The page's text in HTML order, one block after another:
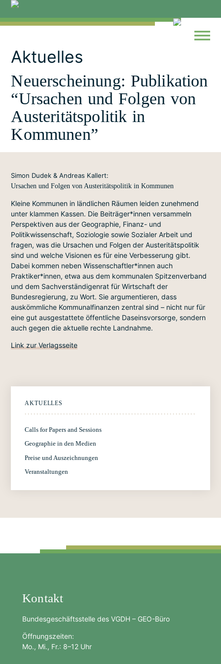
Skip
content
Aktuelles
Neuerscheinung: Publikation
“Ursachen und Folgen von
Austeritätspolitik in
Kommunen”
Simon Dudek & Andreas Kallert:
Ursachen und Folgen von Austeritätspolitik in Kommunen
Kleine Kommunen in ländlichen Räumen leiden zunehmend
unter klammen Kassen. Die Beiträger*innen versammeln
Perspektiven aus der Geographie, Finanz- und
Politikwissenschaft, Soziologie sowie Sozialer Arbeit und
fragen, was die Ursachen und Folgen der Austeritätspolitik
sind und welche Visionen es für eine Verbesserung gibt.
Dabei kommen neben Wissenschaftler*innen auch
Praktiker*innen, etwa aus dem kommunalen Spitzenverband
und dem Sachverständigenrat für Wirtschaft der
Bundesregierung, zu Wort. Sie argumentieren, dass
auskömmliche Kommunalfinanzen zentral sind – nicht nur für
eine gut ausgestattete öffentliche Daseinsvorsorge, sondern
auch gegen die aktuelle rechte Landnahme.
Link zur Verlagsseite
AKTUELLES
Calls for Papers and Sessions
Geographie in den Medien
Preise und Auszeichnungen
Veranstaltungen
Kontakt
Bundesgeschäftsstelle des VGDH – GEO-Büro
Öffnungszeiten:
Mo., Mi., Fr.: 8–12 Uhr